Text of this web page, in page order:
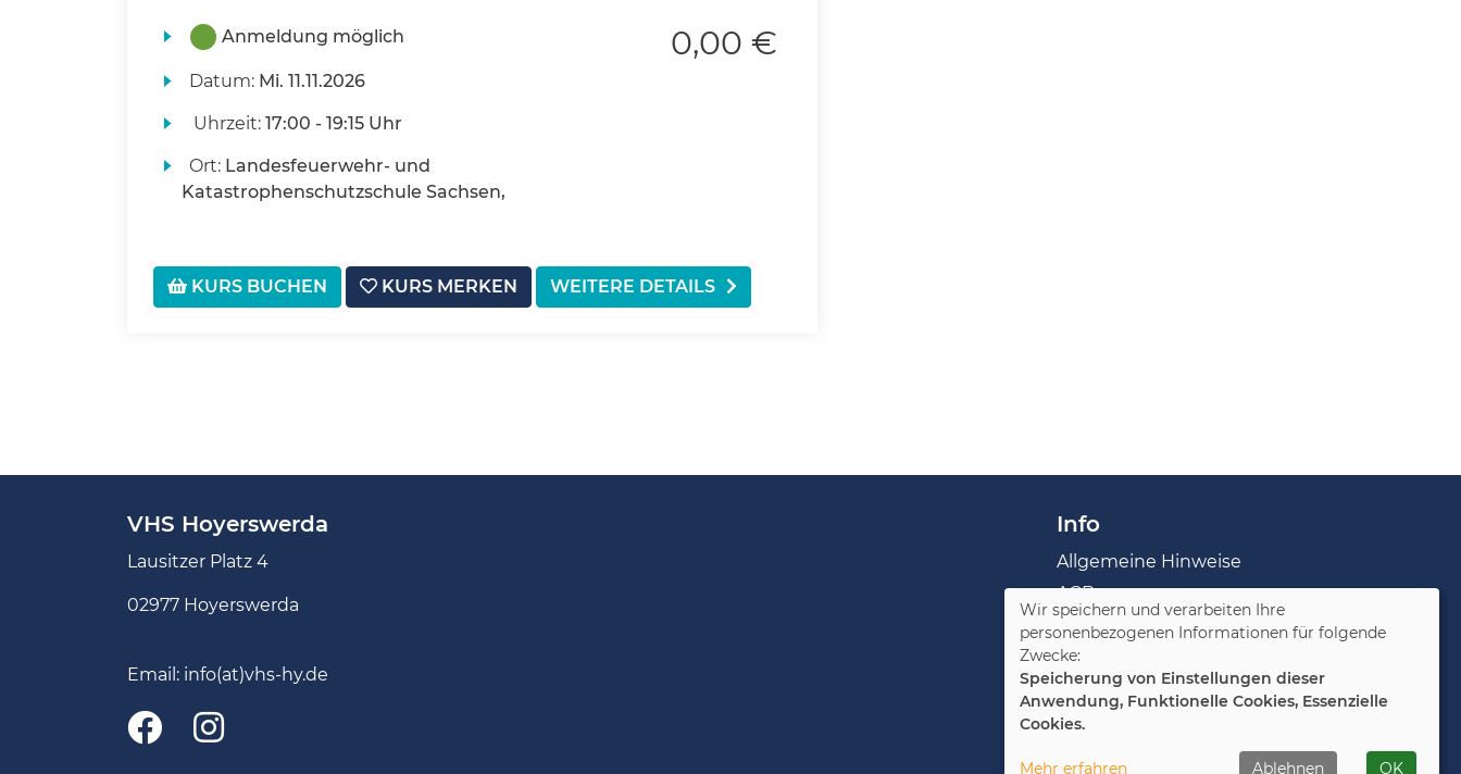
Anmeldung möglich
Datum: Mi. 11.11.2026
Uhrzeit: 17:00 - 19:15 Uhr
Ort: Landesfeuerwehr- und
Katastrophenschutzschule Sachsen,
0,00 €
KURS BUCHEN KURS MERKEN WEITERE DETAILS
VHS Hoyerswerda
Lausitzer Platz 4
02977 Hoyerswerda
Email: info(at)vhs-hy.de
Info
Allgemeine Hinweise
AGB
Impressum
Datenschutzerklärung
Widerruf
Cookie Einstellungen
Wir speichern und verarbeiten Ihre
personenbezogenen Informationen für folgende
Zwecke:
Speicherung von Einstellungen dieser
Anwendung, Funktionelle Cookies, Essenzielle
Cookies.
Mehr erfahren Ablehnen OK